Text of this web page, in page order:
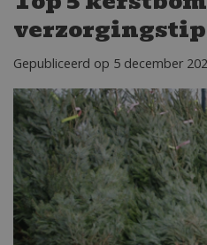
Gepubliceerd op 5 december